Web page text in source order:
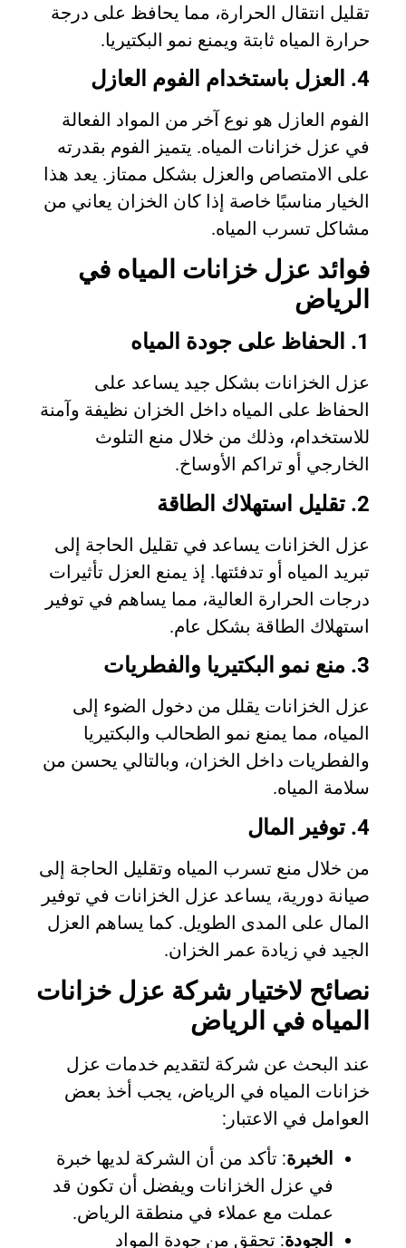
تقليل انتقال الحرارة، مما يحافظ على درجة
حرارة المياه ثابتة ويمنع نمو البكتيريا.
4. العزل باستخدام الفوم العازل
الفوم العازل هو نوع آخر من المواد الفعالة
في عزل خزانات المياه. يتميز الفوم بقدرته
على الامتصاص والعزل بشكل ممتاز. يعد هذا
الخيار مناسبًا خاصة إذا كان الخزان يعاني من
مشاكل تسرب المياه.
فوائد عزل خزانات المياه في
الرياض
1. الحفاظ على جودة المياه
عزل الخزانات بشكل جيد يساعد على
الحفاظ على المياه داخل الخزان نظيفة وآمنة
للاستخدام، وذلك من خلال منع التلوث
الخارجي أو تراكم الأوساخ.
2. تقليل استهلاك الطاقة
عزل الخزانات يساعد في تقليل الحاجة إلى
تبريد المياه أو تدفئتها. إذ يمنع العزل تأثيرات
درجات الحرارة العالية، مما يساهم في توفير
استهلاك الطاقة بشكل عام.
3. منع نمو البكتيريا والفطريات
عزل الخزانات يقلل من دخول الضوء إلى
المياه، مما يمنع نمو الطحالب والبكتيريا
والفطريات داخل الخزان، وبالتالي يحسن من
سلامة المياه.
4. توفير المال
من خلال منع تسرب المياه وتقليل الحاجة إلى
صيانة دورية، يساعد عزل الخزانات في توفير
المال على المدى الطويل. كما يساهم العزل
الجيد في زيادة عمر الخزان.
نصائح لاختيار شركة عزل خزانات
المياه في الرياض
عند البحث عن شركة لتقديم خدمات عزل
خزانات المياه في الرياض، يجب أخذ بعض
العوامل في الاعتبار:
الخبرة: تأكد من أن الشركة لديها خبرة
في عزل الخزانات ويفضل أن تكون قد
عملت مع عملاء في منطقة الرياض.
الجودة: تحقق من جودة المواد